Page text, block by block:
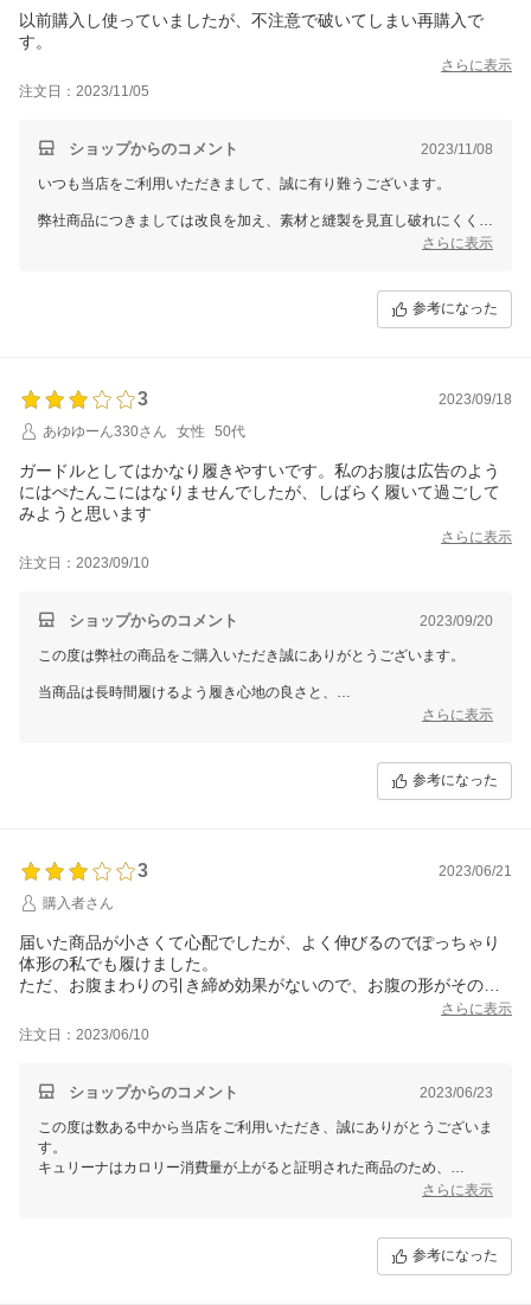
以前購入し使っていましたが、不注意で破いてしまい再購入で
す。
さらに表示
注文日：2023/11/05
ショップからのコメント 2023/11/08
いつも当店をご利用いただきまして、誠に有り難うございます。
弊社商品につきましては改良を加え、素材と縫製を見直し破れにくくな
（使用中の引っ掛けによる破損に関しましては対応致しかねますのでご
ご対応をさせて頂いておりますのでご安心頂けましたら幸いで御座いま
す。
さらに表示
参考になった
3
2023/09/18
あゆゆーん330さん
女性 50代
ガードルとしてはかなり履きやすいです。私のお腹は広告のよう
にはぺたんこにはなりませんでしたが、しばらく履いて過ごして
みようと思います
さらに表示
注文日：2023/09/10
ショップからのコメント 2023/09/20
この度は弊社の商品をご購入いただき誠にありがとうございます。
当商品は長時間履けるよう履き心地の良さと、
締め付けすぎて血流が悪くならないように着圧を調節しておりますた
サイズの変更、お身体に合わない場合は全額返金させていただきます。
引き続き何卒よろしくお願いいたします。
さらに表示
参考になった
3
2023/06/21
購入者さん
届いた商品が小さくて心配でしたが、よく伸びるのでぽっちゃり
体形の私でも履けました。
ただ、お腹まわりの引き締め効果がないので、お腹の形がそのま
骨盤には効果があるかもしれませんが・・・・
外出用の服の下には履けないので、自宅用になりそうです。
回は高い買い物だったかなと思いました。
さらに表示
注文日：2023/06/10
ショップからのコメント 2023/06/23
この度は数ある中から当店をご利用いただき、誠にありがとうございま
す。
キュリーナはカロリー消費量が上がると証明された商品のため、
履き続けることで体重やスタイルの変化を目指すことができます。
お客様がご購入の商品は、商品到着から7日間のサイズ交換、
さらに表示
参考になった